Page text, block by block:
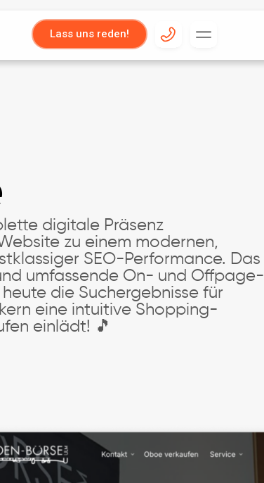
Lass uns reden!
digitale Präsenz
zu einem modernen,
SEO-Performance. Das
umfassende On- und Offpage-
die Suchergebnisse für
eine intuitive Shopping-
einlädt! 🎵